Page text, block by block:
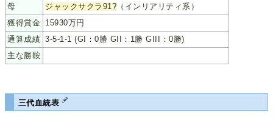
母
ジャックサクラ91? （インリアリティ系）
獲得賞金 15930万円
通算成績 3-5-1-1 (GI：0勝 GII：1勝 GIII：0勝)
主な勝鞍
三代血統表